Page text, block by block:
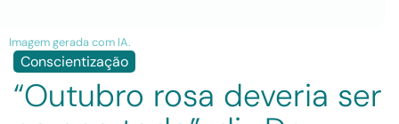
Imagem gerada com IA.
Conscientização
“Outubro rosa deveria ser